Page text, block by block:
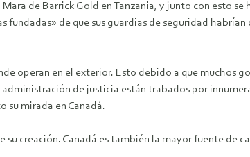
de Barrick Gold en Tanzania, y junto con esto se
fundadas» de que sus guardias de seguridad
operan en el exterior. Esto debido a que muchos
de justicia están trabados por
su mirada en Canadá.
creación. Canadá es también la mayor fuente de